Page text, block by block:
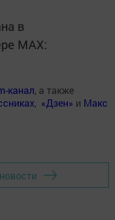
в
MАХ:
канал, а также
, «Дзен» и Макс